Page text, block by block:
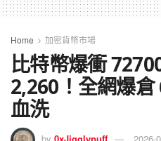
Home 加密貨幣市場
比特幣爆衝
2,260！全網爆
血洗